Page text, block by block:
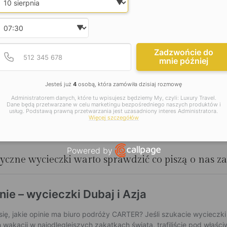
wycieczki warto sprawdzić co piszą o nas
Numer telefonu
Podaj poprawny numer
Zadzwońcie do
mnie później
Jesteś już 4 osobą, która zamówiła dzisiaj rozmowę
Administratorem danych, które tu wpisujesz będziemy My, czyli: Luxury Travel.
Dane będą przetwarzane w celu marketingu bezpośredniego naszych produktów i
usług. Podstawą prawną przetwarzania jest uzasadniony interes Administratora.
Więcej szczegółów
Powered by
Open link in new window